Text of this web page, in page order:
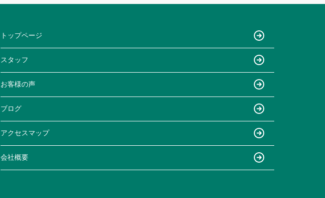
トップページ
スタッフ
お客様の声
ブログ
アクセスマップ
会社概要